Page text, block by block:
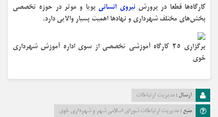
کارگاه‌ها قطعا در پرورشنیروی انسانی پویا و موثر در حوزه تخصصی
بخش‌های مختلف شهرداری و نهادها اهمیت بسیار والایی دارد.
برگزاری ۲۵ کارگاه آموزشی تخصصی از سوی اداره آموزش شهرداری
خوی
ارسال : مدیریت ارتباطات
منبع : مدیریت ارتباطات شورای اسلامی شهر و شهرداری خوی